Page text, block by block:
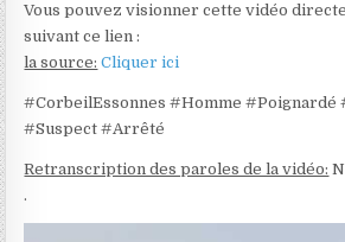
Vous pouvez visionner cette vidéo
suivant ce lien :
la source: Cliquer ici
#CorbeilEssonnes #Homme #Poignardé
#Suspect #Arrêté
Retranscription des paroles de la vidéo:
.